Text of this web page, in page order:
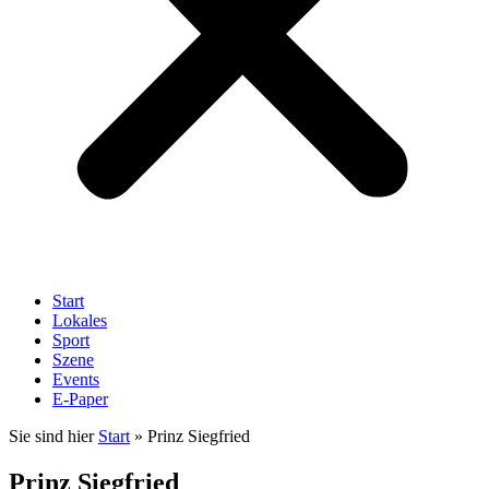
Start
Lokales
Sport
Szene
Events
E-Paper
Sie sind hier Start » Prinz Siegfried
Prinz Siegfried